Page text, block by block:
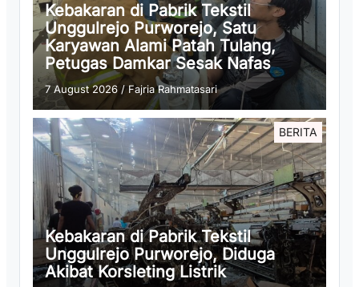
Kebakaran di Pabrik Tekstil
Unggulrejo Purworejo, Satu
Karyawan Alami Patah Tulang,
Petugas Damkar Sesak Nafas
7 August 2026 /Fajria Rahmatasari
BERITA
Kebakaran di Pabrik Tekstil
Unggulrejo Purworejo, Diduga
Akibat Korsleting Listrik